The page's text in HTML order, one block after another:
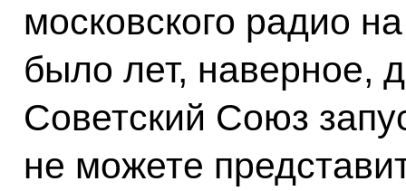
московского радио
было лет, наверное,
Советский Союз
не можете